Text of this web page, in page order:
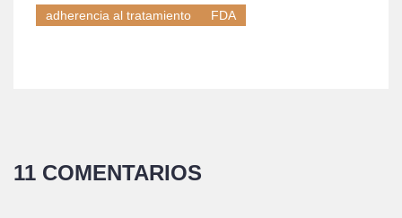
adherencia al tratamiento
FDA
11 COMENTARIOS